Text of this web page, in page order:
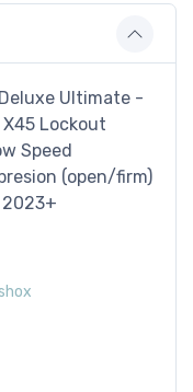
Ultimate -
Lockout
Speed
(open/firm)
2023+